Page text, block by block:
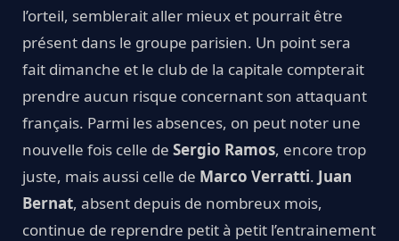
l’orteil, semblerait aller mieux et pourrait être
présent dans le groupe parisien. Un point sera
fait dimanche et le club de la capitale compterait
prendre aucun risque concernant son attaquant
français. Parmi les absences, on peut noter une
nouvelle fois celle de Sergio Ramos, encore trop
juste, mais aussi celle de Marco Verratti. Juan
Bernat, absent depuis de nombreux mois,
continue de reprendre petit à petit l’entrainement